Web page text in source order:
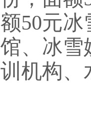
额50元
馆、冰雪
训机构、